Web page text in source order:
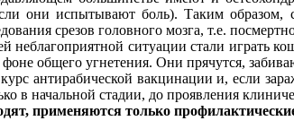
они испытывают боль). Таким
срезов головного мозга, т.е.
ситуации стали играть
общего угнетения. Они прячутся,
антирабической вакцинации и, если
в начальной стадии, до проявления
применяются только